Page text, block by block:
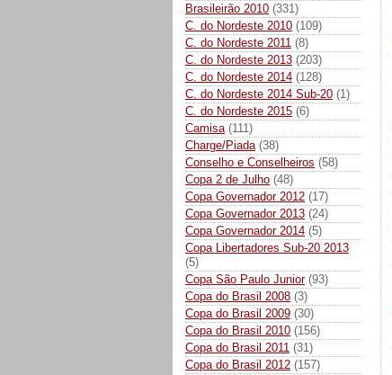
Brasileirão 2010 (331)
C. do Nordeste 2010 (109)
C. do Nordeste 2011 (8)
C. do Nordeste 2013 (203)
C. do Nordeste 2014 (128)
C. do Nordeste 2014 Sub-20 (1)
C. do Nordeste 2015 (6)
Camisa (111)
Charge/Piada (38)
Conselho e Conselheiros (58)
Copa 2 de Julho (48)
Copa Governador 2012 (17)
Copa Governador 2013 (24)
Copa Governador 2014 (5)
Copa Libertadores Sub-20 2013
(5)
Copa São Paulo Junior (93)
Copa do Brasil 2008 (3)
Copa do Brasil 2009 (30)
Copa do Brasil 2010 (156)
Copa do Brasil 2011 (31)
Copa do Brasil 2012 (157)